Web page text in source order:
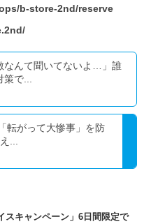
b-store-2nd/reserve
なんて聞いてないよ…」誰
策で...
転がって大惨事」を防
...
スキャンペーン」6日間限定で